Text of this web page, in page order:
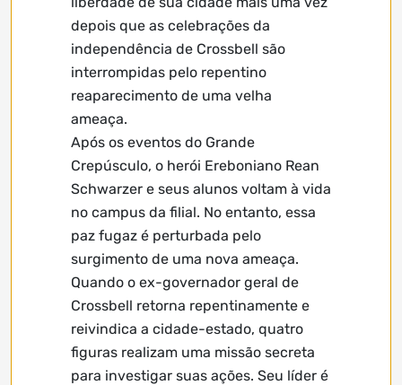
depois que as celebrações da
independência de Crossbell são
interrompidas pelo repentino
reaparecimento de uma velha
ameaça.
Após os eventos do Grande
Crepúsculo, o herói Ereboniano Rean
Schwarzer e seus alunos voltam à vida
no campus da filial. No entanto, essa
paz fugaz é perturbada pelo
surgimento de uma nova ameaça.
Quando o ex-governador geral de
Crossbell retorna repentinamente e
reivindica a cidade-estado, quatro
figuras realizam uma missão secreta
para investigar suas ações. Seu líder é